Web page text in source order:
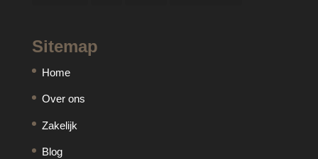
Sitemap
Home
Over ons
Zakelijk
Blog